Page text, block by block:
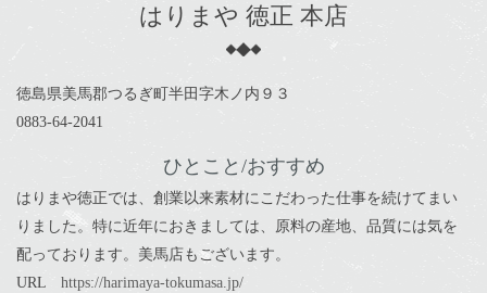
はりまや 徳正 本店
徳島県美馬郡つるぎ町半田字木ノ内９３
0883-64-2041
ひとこと/おすすめ
はりまや徳正では、創業以来素材にこだわった仕事を続けてまい
りました。特に近年におきましては、原料の産地、品質には気を
配っております。美馬店もございます。
URL https://harimaya-tokumasa.jp/